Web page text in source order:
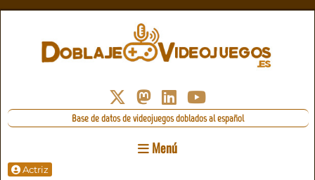
Base de datos de videojuegos doblados al español
Menú
Actriz